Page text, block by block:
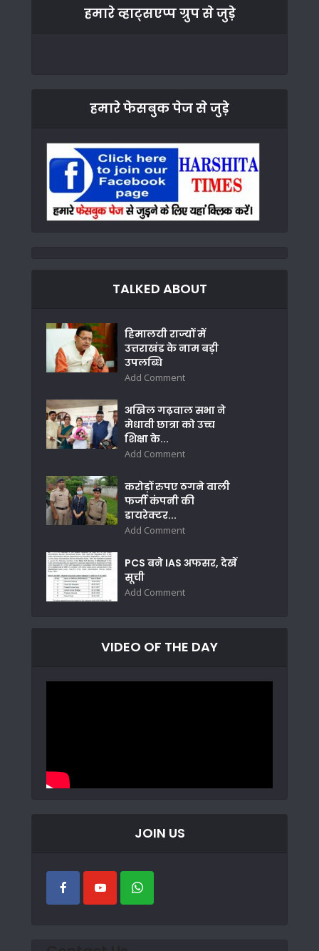
हमारे व्हाट्सएप्प ग्रुप से जुड़े
हमारे फेसबुक पेज से जुड़े
TALKED ABOUT
हिमालयी राज्यों में
उत्तराखंड के नाम बड़ी
उपलब्धि
Add Comment
अखिल गढ़वाल सभा ने
मेधावी छात्रा को उच्च
शिक्षा के...
Add Comment
करोड़ों रुपए ठगने वाली
फर्जी कंपनी की
डायरेक्टर...
Add Comment
PCS बने IAS अफसर, देखें
सूची
Add Comment
VIDEO OF THE DAY
JOIN US